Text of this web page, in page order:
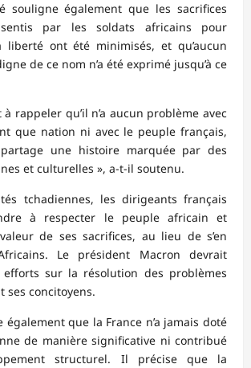
souligne également que les sacrifices
par les soldats africains pour
ont été minimisés, et qu’aucun
de ce nom n’a été exprimé jusqu’à ce
rappeler qu’il n’a aucun problème avec
que nation ni avec le peuple français,
une histoire marquée par des
et culturelles », a-t-il soutenu.
tchadiennes, les dirigeants français
à respecter le peuple africain et
de ses sacrifices, au lieu de s’en
Le président Macron devrait
efforts sur la résolution des problèmes
ses concitoyens.
également que la France n’a jamais doté
de manière significative ni contribué
structurel. Il précise que la